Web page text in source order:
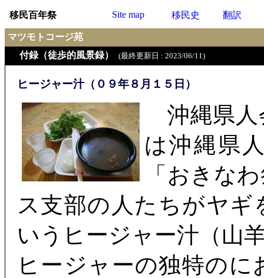
移民百年祭 Site map 移民史 翻訳
マツモトコージ苑
付録（徒歩的風景録）
(最終更新日 : 2023/06/11)
ヒージャー汁（０９年８月１５日）
沖縄県人
は沖縄県
「おきな
ス支部の人たちがヤ
いうヒージャー汁（山
ヒージャーの独特の